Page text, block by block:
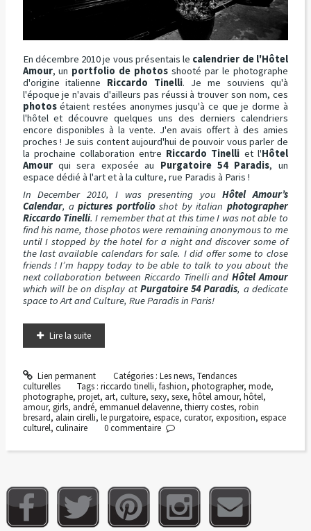
En décembre 2010 je vous présentais le calendrier de l'Hôtel
Amour, un portfolio de photos shooté par le photographe
d'origine italienne Riccardo Tinelli. Je me souviens qu'à
l'époque je n'avais d'ailleurs pas réussi à trouver son nom, ces
photosétaient restées anonymes jusqu'à ce que je dorme à
l'hôtel et découvre quelques uns des derniers calendriers
encore disponibles à la vente. J'en avais offert à des amies
proches ! Je suis content aujourd'hui de pouvoir vous parler de
la prochaine collaboration entre Riccardo Tinelli et l'Hôtel
Amourqui sera exposée au Purgatoire 54 Paradis, un
espace dédié à l'art et à la culture, rue Paradis à Paris !
In December 2010, I was presenting youHôtel Amour’s
Calendar, apictures portfolioshot by italian photographer
Riccardo Tinelli. I remember that at this time I was not able to
find his name, those photos were remaining anonymous to me
until I stopped by the hotel for a night and discover some of
the last available calendars for sale. I did offer some to close
friends ! I’m happy today to be able to talk to you about the
next collaboration between Riccardo Tinelli and Hôtel Amour
which will be on display at Purgatoire 54 Paradis, a dedicate
space to Art and Culture, Rue Paradis in Paris!
Lire la suite
Lien permanent Catégories : Les news, Tendances
culturelles
Tags :riccardo tinelli,fashion,photographer,mode,
photographe, projet, art, culture, sexy, sexe, hôtel amour, hôtel,
amour, girls, andré, emmanuel delavenne, thierry costes, robin
bresard, alain cirelli, le purgatoire, espace, curator, exposition, espace
culturel, culinaire 0commentaire